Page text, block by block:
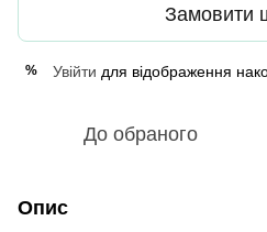
Замовити
% Увійти для відображення
До обраного
Опис